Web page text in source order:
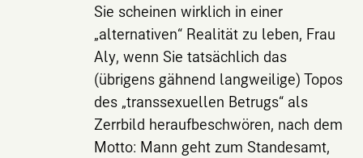
Sie scheinen wirklich in einer
„alternativen“ Realität zu leben, Frau
Aly, wenn Sie tatsächlich das
(übrigens gähnend langweilige) Topos
des „transsexuellen Betrugs“ als
Zerrbild heraufbeschwören, nach dem
Motto: Mann geht zum Standesamt,